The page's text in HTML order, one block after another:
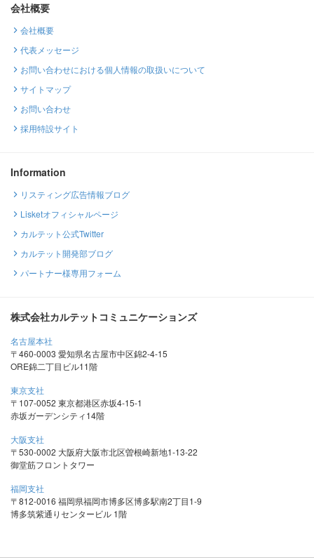
会社概要
会社概要
代表メッセージ
お問い合わせにおける個人情報の取扱いについて
サイトマップ
お問い合わせ
採用特設サイト
Information
リスティング広告情報ブログ
Lisketオフィシャルページ
カルテット公式Twitter
カルテット開発部ブログ
パートナー様専用フォーム
株式会社カルテットコミュニケーションズ
名古屋本社
〒460-0003 愛知県名古屋市中区錦2-4-15
ORE錦二丁目ビル11階
東京支社
〒107-0052 東京都港区赤坂4-15-1
赤坂ガーデンシティ14階
大阪支社
〒530-0002 大阪府大阪市北区曽根崎新地1-13-22
御堂筋フロントタワー
福岡支社
〒812-0016 福岡県福岡市博多区博多駅南2丁目1-9
博多筑紫通りセンタービル 1階